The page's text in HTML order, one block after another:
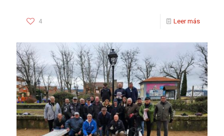
4 Leer más